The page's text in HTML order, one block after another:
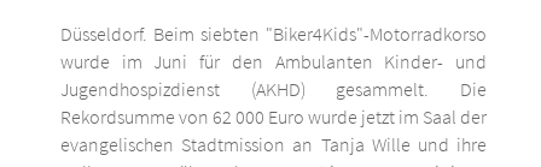
Düsseldorf. Beim siebten "Biker4Kids"-Motorradkorso
wurde im Juni für den Ambulanten Kinder- und
Jugendhospizdienst (AKHD) gesammelt. Die
Rekordsumme von 62 000 Euro wurde jetzt im Saal der
evangelischen Stadtmission an Tanja Wille und ihre